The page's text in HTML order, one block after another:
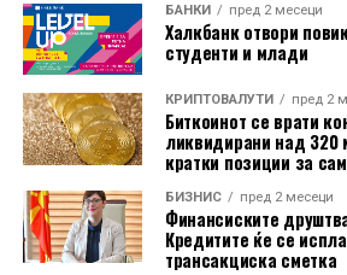
БАНКИ пред 2 месеци
Халкбанк отвори
студенти и млади
КРИПТОВАЛУТИ пред 2
Биткоинот се врати
ликвидирани над 320
кратки позиции за
БИЗНИС пред 2 месеци
Финансиските
Кредитите ќе се
трансакциска сметка